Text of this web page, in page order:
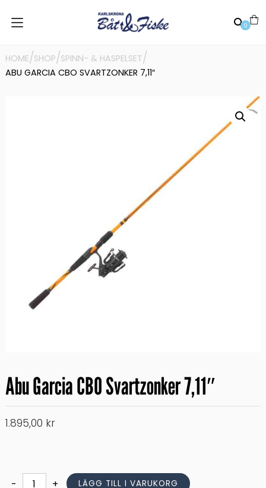
0
HOME/SHOP/SPINN- & HASPELSET/
ABU GARCIA CBO SVARTZONKER 7,11″
Abu Garcia CBO Svartzonker 7,11″
1.895,00 kr
- + LÄGG TILL I VARUKORG